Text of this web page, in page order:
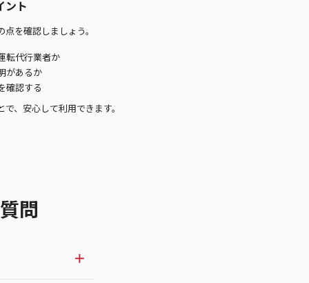
ント
を確認しましょう。
転代行業者か
があるか
確認する
、安心して利用できます。
問